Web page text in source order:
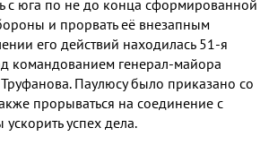
с юга по не до конца сформированной
и прорвать её внезапным
его действий находилась 51-я
командованием генерал-майора
. Паулюсу было приказано со
прорываться на соединение с
ускорить успех дела.